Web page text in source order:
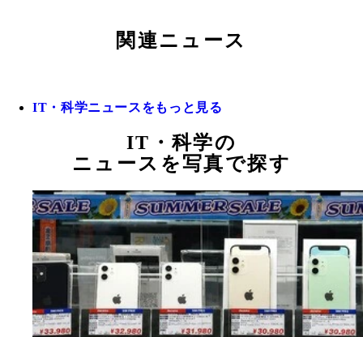
関連ニュース
IT・科学ニュースをもっと見る
IT・科学の
ニュースを写真で探す